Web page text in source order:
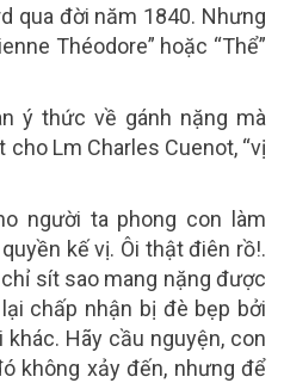
qua đời năm 1840. Nhưng
Théodore” hoặc “Thể”
ý thức về gánh nặng mà
cho Lm Charles Cuenot, “vị
người ta phong con làm
kế vị. Ôi thật điên rồ!.
sít sao mang nặng được
chấp nhận bị đè bẹp bởi
Hãy cầu nguyện, con
không xảy đến, nhưng để